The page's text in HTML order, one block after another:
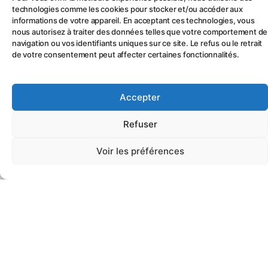
technologies comme les cookies pour stocker et/ou accéder aux
informations de votre appareil. En acceptant ces technologies, vous
nous autorisez à traiter des données telles que votre comportement de
navigation ou vos identifiants uniques sur ce site. Le refus ou le retrait
de votre consentement peut affecter certaines fonctionnalités.
Accepter
Refuser
Voir les préférences